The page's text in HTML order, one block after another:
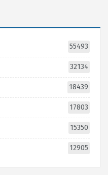
55493
32134
18439
17803
15350
12905